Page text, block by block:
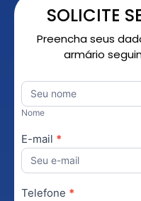
SOLICITE
Preencha seus
armário
Personalizado
Nome
Nome
E-mail *
Telefone *